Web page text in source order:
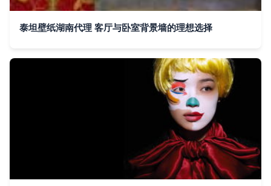
泰坦壁纸湖南代理 客厅与卧室背景墙的理想选择